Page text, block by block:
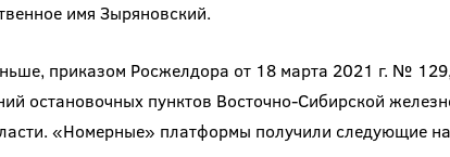
имя Зыряновский.
приказом Росжелдора от 18 марта 2021 г. №
остановочных пунктов Восточно-Сибирской
«Номерные» платформы получили следующие